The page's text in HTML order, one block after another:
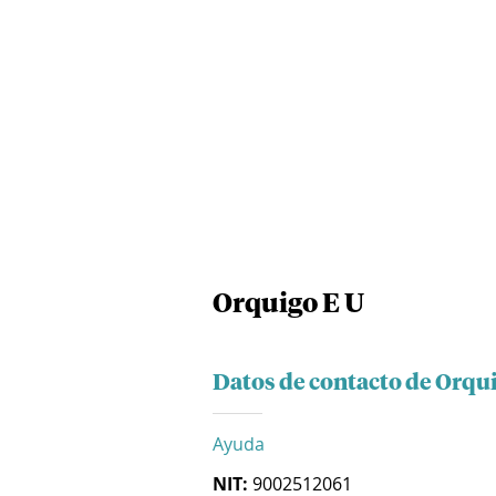
Orquigo E U
Datos de contacto de
Ayuda
NIT: 9002512061